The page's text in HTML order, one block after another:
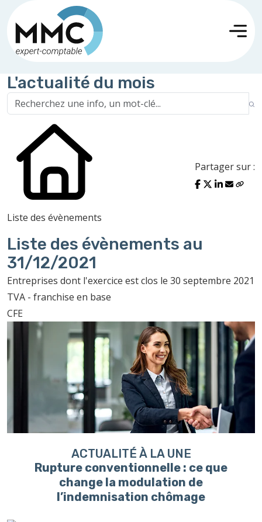
L'actualité du mois
Liste des évènements
Partager sur :
Liste des évènements au
31/12/2021
Entreprises dont l'exercice est clos le 30 septembre 2021
TVA - franchise en base
CFE
ACTUALITÉ À LA UNE
Rupture conventionnelle : ce que
change la modulation de
l’indemnisation chômage